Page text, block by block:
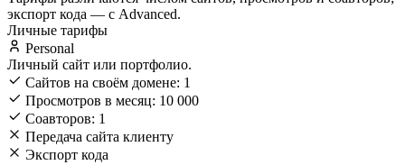
экспорт кода — с Advanced.
Личные тарифы
Personal
Личный сайт или портфолио.
Сайтов на своём домене: 1
Просмотров в месяц: 10 000
Соавторов: 1
Передача сайта клиенту
Экспорт кода